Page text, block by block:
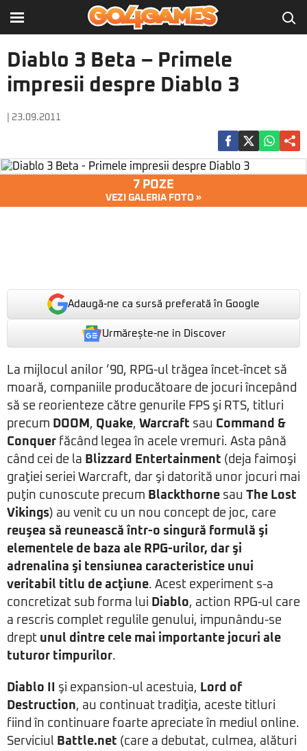
Diablo 3 Beta – Primele
impresii despre Diablo 3
| 23.09.2011
7 POZE
VEZI GALERIA FOTO »
Adaugă-ne ca sursă preferată în Google
Urmărește-ne in Discover
La mijlocul anilor ’90, RPG-ul trăgea încet-încet să
moară, companiile producătoare de jocuri începând
să se reorienteze către genurile FPS şi RTS, titluri
precum DOOM , Quake, Warcraft sau Command &
Conquer făcând legea în acele vremuri. Asta până
când cei de la Blizzard Entertainment (deja faimoşi
graţiei seriei Warcraft, dar şi datorită unor jocuri mai
puţin cunoscute precum Blackthorne sau The Lost
Vikings) au venit cu un nou concept de joc, care
reuşea să reunească într-o singură formulă şi
elementele de baza ale RPG-urilor, dar şi
adrenalina şi tensiunea caracteristice unui
veritabil titlu de acţiune. Acest experiment s-a
concretizat sub forma lui Diablo, action RPG-ul care
a rescris complet regulile genului, impunându-se
drept unul dintre cele mai importante jocuri ale
tuturor timpurilor.
Diablo II şi expansion-ul acestuia, Lord of
Destruction, au continuat tradiţia, aceste titluri
fiind în continuare foarte apreciate în mediul online.
Serviciul Battle.net (care a debutat, culmea, alături